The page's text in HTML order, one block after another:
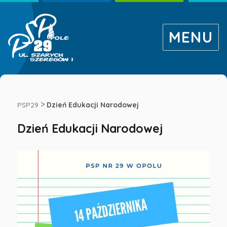
Dzień
Edukacji
Narodowej
Publiczna
Szkoła
MENU
PSP29 > Dzień Edukacji Narodowej
Dzień Edukacji Narodowej